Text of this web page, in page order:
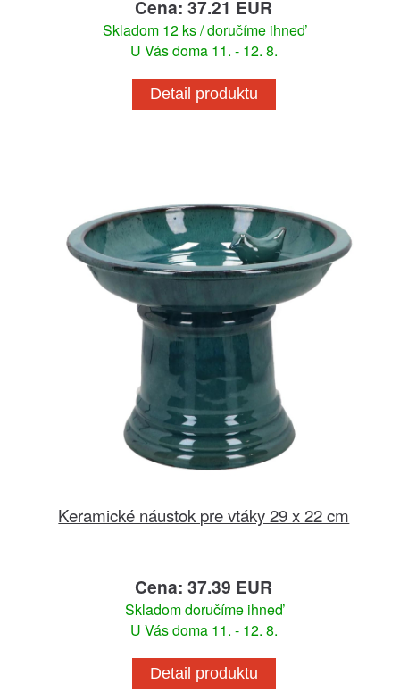
Cena: 37.21 EUR
Skladom 12 ks / doručíme ihneď
U Vás doma 11. - 12. 8.
Detail produktu
Keramické náustok pre vtáky 29 x 22 cm
Cena: 37.39 EUR
Skladom doručíme ihneď
U Vás doma 11. - 12. 8.
Detail produktu